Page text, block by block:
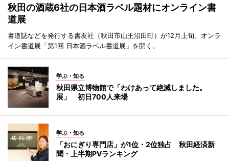
秋田の酒蔵6社の日本酒ラベル題材にオンライン書
道展
書道誌などを発行する書友社（秋田市山王沼田町）が12月上旬、オンラ
イン書道展「第1回 日本酒ラベル書道展」を開く。
学ぶ・知る
秋田県立博物館で「わけあって絶滅しました。
展」 初日700人来場
学ぶ・知る
「おにぎり専門店」が1位・2位独占 秋田経済新
聞・上半期PVランキング